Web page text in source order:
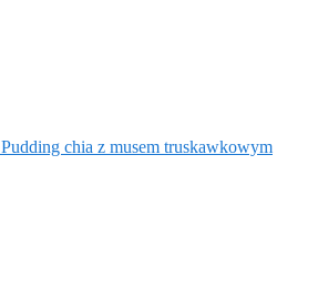
Pudding chia z musem truskawkowym